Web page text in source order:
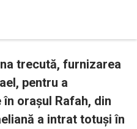
trecută, furnizarea
pentru a
orașul Rafah, din
a intrat totuși în